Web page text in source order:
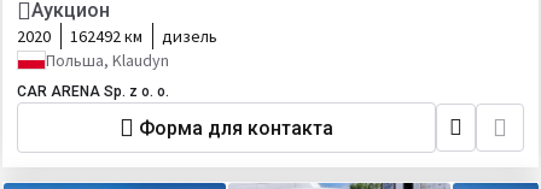
Аукцион
2020 162492 км
дизель
Польша, Klaudyn
CAR ARENA Sp. z o. o.
Форма для контакта